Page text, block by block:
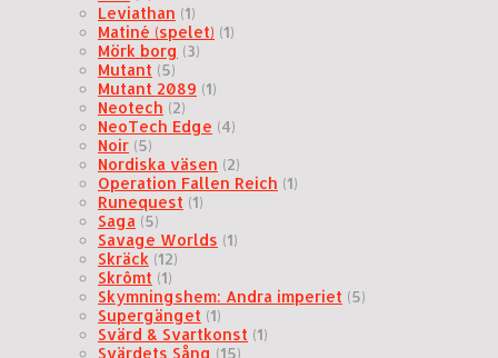
Leviathan (1)
Matiné (spelet) (1)
Mörk borg (3)
Mutant (5)
Mutant 2089 (1)
Neotech (2)
NeoTech Edge (4)
Noir (5)
Nordiska väsen (2)
Operation Fallen Reich (1)
Runequest (1)
Saga (5)
Savage Worlds (1)
Skräck (12)
Skrômt (1)
Skymningshem: Andra imperiet (5)
Supergänget (1)
Svärd & Svartkonst (1)
Svärdets Sång (15)